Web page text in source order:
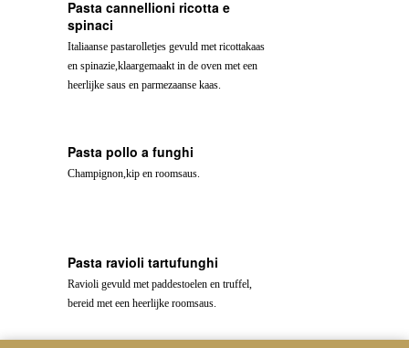
Pasta cannellioni ricotta e
spinaci
Italiaanse pastarolletjes gevuld met ricottakaas
en spinazie,klaargemaakt in de oven met een
heerlijke saus en parmezaanse kaas.
Pasta pollo a funghi
Champignon,kip en roomsaus.
Pasta ravioli tartufunghi
Ravioli gevuld met paddestoelen en truffel,
bereid met een heerlijke roomsaus.